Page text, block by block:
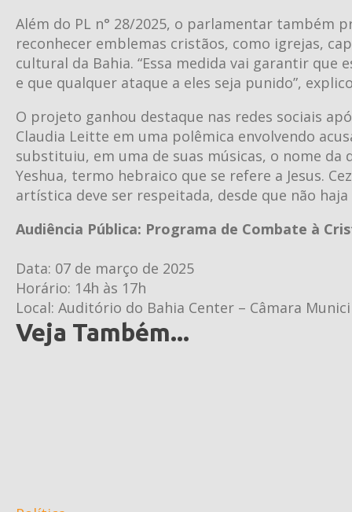
Além do PL n° 28/2025, o parlamentar também
reconhecer emblemas cristãos, como igrejas,
cultural da Bahia. “Essa medida vai garantir
e que qualquer ataque a eles seja punido”,
O projeto ganhou destaque nas redes sociais
Claudia Leitte em uma polêmica envolvendo
substituiu, em uma de suas músicas, o nome
Yeshua, termo hebraico que se refere a Jesus.
artística deve ser respeitada, desde que não
Audiência Pública: Programa de Combate à
Data: 07 de março de 2025
Horário: 14h às 17h
Local: Auditório do Bahia Center – Câmara
Veja Também...